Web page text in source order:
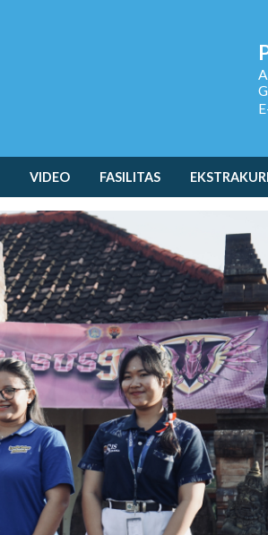
VIDEO FASILITAS